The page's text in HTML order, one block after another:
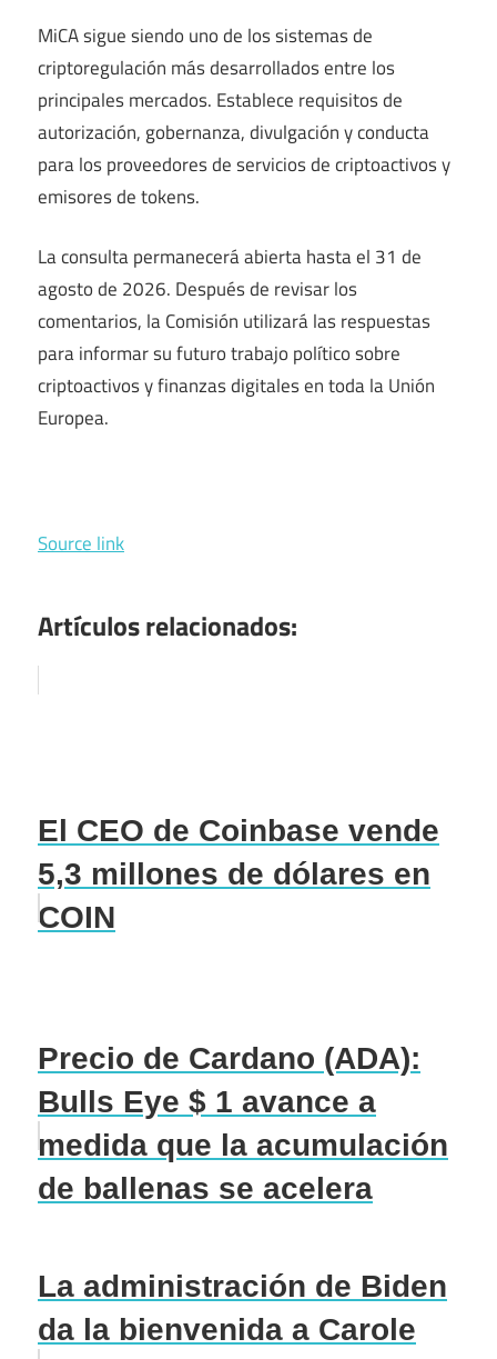
MiCA sigue siendo uno de los sistemas de
criptoregulación más desarrollados entre los
principales mercados. Establece requisitos de
autorización, gobernanza, divulgación y conducta
para los proveedores de servicios de criptoactivos y
emisores de tokens.
La consulta permanecerá abierta hasta el 31 de
agosto de 2026. Después de revisar los
comentarios, la Comisión utilizará las respuestas
para informar su futuro trabajo político sobre
criptoactivos y finanzas digitales en toda la Unión
Europea.
Source link
Artículos relacionados:
El CEO de Coinbase vende
5,3 millones de dólares en
COIN
Precio de Cardano (ADA):
Bulls Eye $ 1 avance a
medida que la acumulación
de ballenas se acelera
La administración de Biden
da la bienvenida a Carole